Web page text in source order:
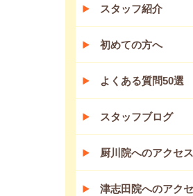
スタッフ紹介
初めての方へ
よくある質問50選
スタッフブログ
厨川院へのアクセス
津志田院へのアク